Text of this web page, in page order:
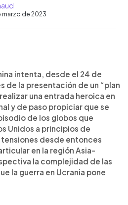
de 2023
intenta, desde el 24 de
de la presentación de un “plan
una entrada heroica en
y de paso propiciar que se
de los globos que
Unidos a principios de
desde entonces
en la región Asia-
la complejidad de las
la guerra en Ucrania pone